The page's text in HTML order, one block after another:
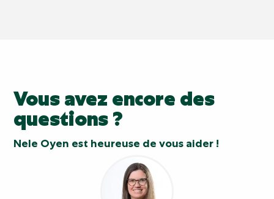
Vous avez encore des
questions ?
Nele Oyen est heureuse de vous aider !